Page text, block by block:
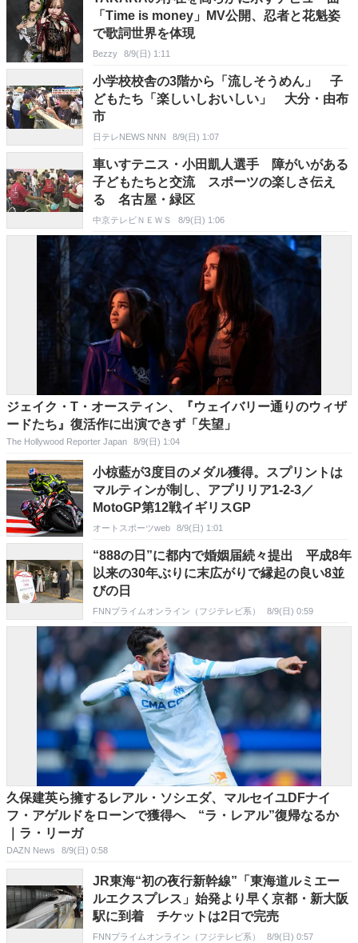
「Time is money」MV公開、忍者と花魁姿
で歌詞世界を体現
Bezzy 8/9(日) 1:11
小学校校舎の3階から「流しそうめん」 子
どもたち「楽しいしおいしい」 大分・由布
市
日テレNEWS NNN 8/9(日) 1:07
車いすテニス・小田凱人選手 障がいがある
子どもたちと交流 スポーツの楽しさ伝え
る 名古屋・緑区
中京テレビＮＥＷＳ 8/9(日) 1:06
ジェイク・T・オースティン、『ウェイバリー通りのウィザ
ードたち』復活作に出演できず「失望」
The Hollywood Reporter Japan 8/9(日) 1:04
小椋藍が3度目のメダル獲得。スプリントは
マルティンが制し、アプリリア1-2-3／
MotoGP第12戦イギリスGP
オートスポーツweb 8/9(日) 1:01
“888の日”に都内で婚姻届続々提出 平成8年
以来の30年ぶりに末広がりで縁起の良い8並
びの日
FNNプライムオンライン（フジテレビ系） 8/9(日) 0:59
久保建英ら擁するレアル・ソシエダ、マルセイユDFナイ
フ・アゲルドをローンで獲得へ “ラ・レアル”復帰なるか
｜ラ・リーガ
DAZN News 8/9(日) 0:58
JR東海“初の夜行新幹線”「東海道ルミエー
ルエクスプレス」始発より早く京都・新大阪
駅に到着 チケットは2日で完売
FNNプライムオンライン（フジテレビ系） 8/9(日) 0:57